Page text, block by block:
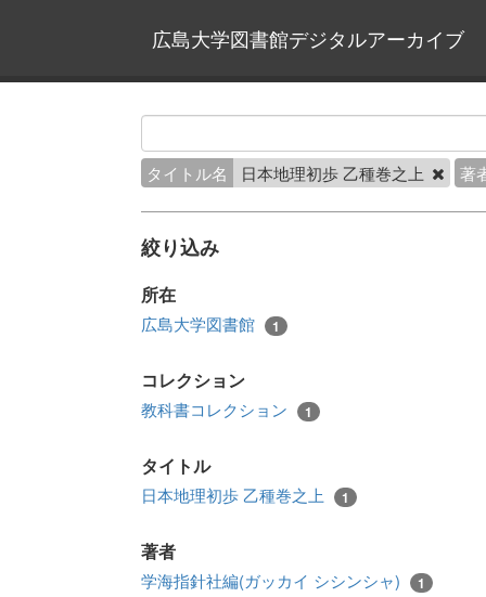
広島大学図書館デジタルアーカイブ
タイトル名 日本地理初歩 乙種巻之上 著
絞り込み
所在
広島大学図書館 1
コレクション
教科書コレクション 1
タイトル
日本地理初歩 乙種巻之上 1
著者
学海指針社編(ガッカイ シシンシャ) 1